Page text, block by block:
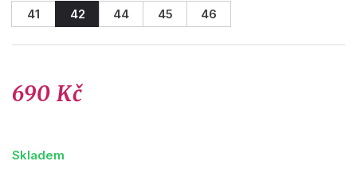
41 42 44 45 46
690 Kč
Skladem